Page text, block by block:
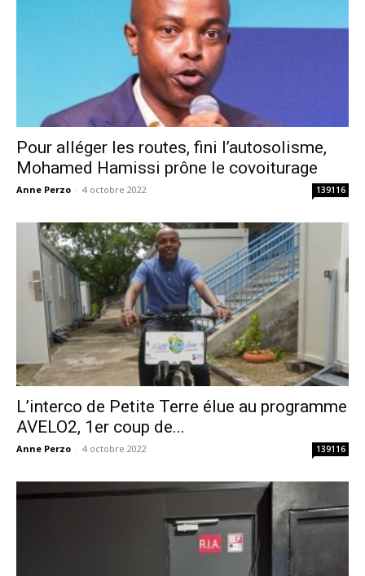
Pour alléger les routes, fini l’autosolisme,
Mohamed Hamissi prône le covoiturage
Anne Perzo - 4 octobre 2022 139116
L’interco de Petite Terre élue au programme
AVELO2, 1er coup de...
Anne Perzo - 4 octobre 2022 139116